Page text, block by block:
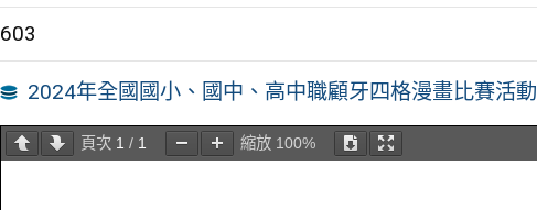
603
2024年全國國小、國中、高中職顧牙四格漫畫比賽活動
頁次 1 / 1 縮放 100%